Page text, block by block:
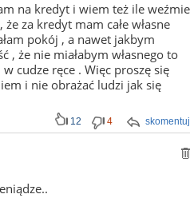
na kredyt i wiem też ile weźmie
za kredyt mam całe własne
pokój , a nawet jakbym
, że nie miałabym własnego to
cudze ręce . Więc proszę się
i nie obrażać ludzi jak się
skomentuj
12 4